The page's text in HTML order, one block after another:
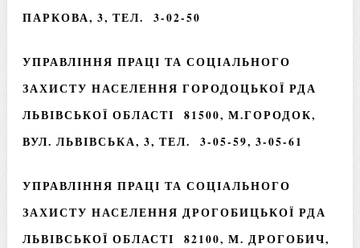
ПАРКОВА, 3, ТЕЛ. 3-02-50
УПРАВЛІННЯ ПРАЦІ ТА СОЦІАЛЬНОГО
ЗАХИСТУ НАСЕЛЕННЯ ГОРОДОЦЬКОЇ РДА
ЛЬВІВСЬКОЇ ОБЛАСТІ 81500, М.ГОРОДОК,
ВУЛ. ЛЬВІВСЬКА, 3, ТЕЛ. 3-05-59, 3-05-61
УПРАВЛІННЯ ПРАЦІ ТА СОЦІАЛЬНОГО
ЗАХИСТУ НАСЕЛЕННЯ ДРОГОБИЦЬКОЇ РДА
ЛЬВІВСЬКОЇ ОБЛАСТІ 82100, М. ДРОГОБИЧ,